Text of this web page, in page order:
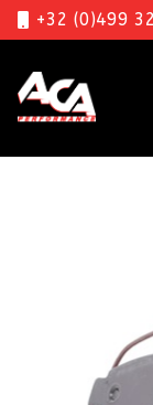
+32 (0)499